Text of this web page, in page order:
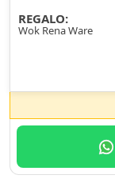
REGALO:
Wok Rena Ware